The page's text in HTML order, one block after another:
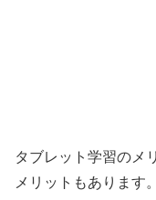
タブレット学習のメ
メリットもあります。